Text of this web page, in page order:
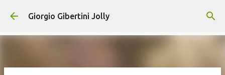
Passa ai contenuti principali
Giorgio Gibertini Jolly